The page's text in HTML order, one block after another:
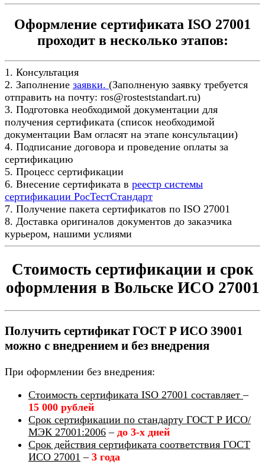
Оформление сертификата ISO 27001
проходит в несколько этапов:
1. Консультация
2. Заполнение заявки. (Заполненую заявку требуется
отправить на почту: ros@rosteststandart.ru)
3. Подготовка необходимой документации для
получения сертификата (список необходимой
документации Вам огласят на этапе консультации)
4. Подписание договора и проведение оплаты за
сертификацию
5. Процесс сертификации
6. Внесение сертификата в реестр системы
сертификации РосТестСтандарт
7. Получение пакета сертификатов по ISO 27001
8. Доставка оригиналов документов до заказчика
курьером, нашими услиями
Стоимость сертификации и срок
оформления в Вольске ИСО 27001
Получить сертификат ГОСТ Р ИСО 39001
можно с внедрением и без внедрения
При оформлении без внедрения:
Стоимость сертификата ISO 27001 составляет–
15 000 рублей
Срок сертификации по стандарту ГОСТ Р ИСО/
МЭК 27001:2006 – до 3-х дней
Срок действия сертификата соответствия ГОСТ
ИСО 27001 – 3 года